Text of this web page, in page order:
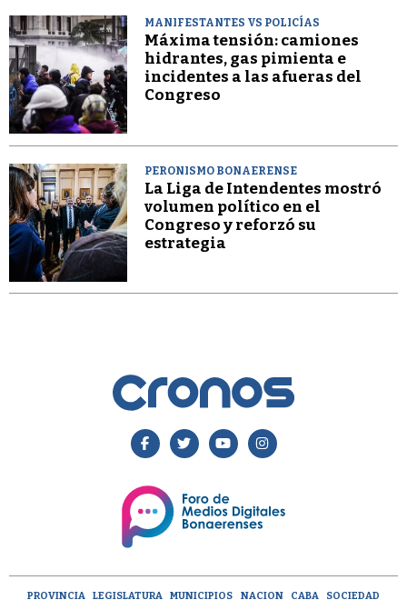
MANIFESTANTES VS POLICÍAS
Máxima tensión: camiones
hidrantes, gas pimienta e
incidentes a las afueras del
Congreso
PERONISMO BONAERENSE
La Liga de Intendentes mostró
volumen político en el
Congreso y reforzó su
estrategia
PROVINCIA LEGISLATURA MUNICIPIOS NACION CABA SOCIEDAD